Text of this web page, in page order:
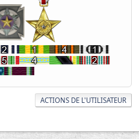
ACTIONS DE L'UTILISATEUR